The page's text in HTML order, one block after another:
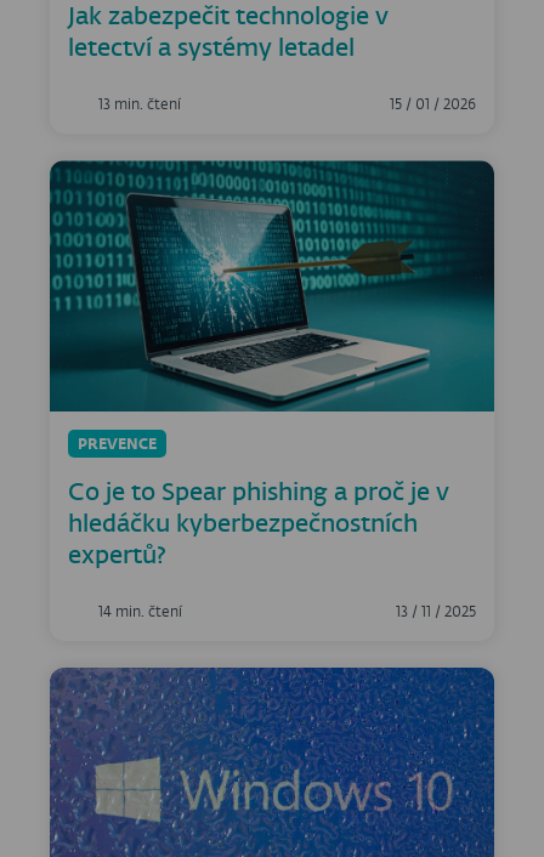
Jak zabezpečit technologie v
letectví a systémy letadel
13 min. čtení 15 / 01 / 2026
PREVENCE
Co je to Spear phishing a proč je v
hledáčku kyberbezpečnostních
expertů?
14 min. čtení 13 / 11 / 2025